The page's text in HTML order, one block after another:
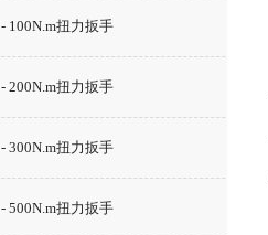
- 100N.m扭力扳手
- 200N.m扭力扳手
- 300N.m扭力扳手
- 500N.m扭力扳手